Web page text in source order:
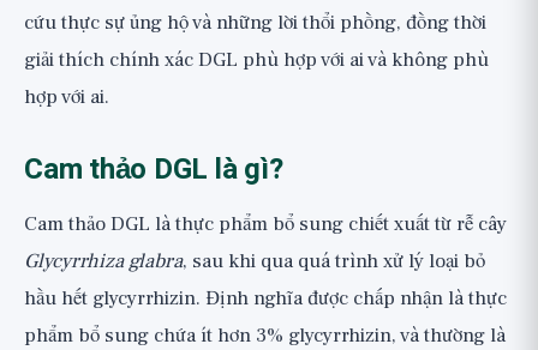
cứu thực sự ủng hộ và những lời thổi phồng, đồng thời
giải thích chính xác DGL phù hợp với ai và không phù
hợp với ai.
Cam thảo DGL là gì?
Cam thảo DGL là thực phẩm bổ sung chiết xuất từ rễ cây
Glycyrrhiza glabra, sau khi qua quá trình xử lý loại bỏ
hầu hết glycyrrhizin. Định nghĩa được chấp nhận là thực
phẩm bổ sung chứa ít hơn 3% glycyrrhizin, và thường là